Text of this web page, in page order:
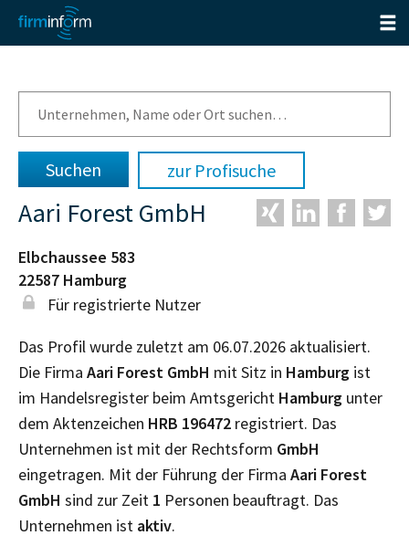
zur Profisuche
Aari Forest GmbH
Elbchaussee 583
22587 Hamburg
Für registrierte Nutzer
Das Profil wurde zuletzt am 06.07.2026 aktualisiert.
Die Firma Aari Forest GmbH mit Sitz in Hamburg ist
im Handelsregister beim Amtsgericht Hamburg unter
dem Aktenzeichen HRB 196472 registriert. Das
Unternehmen ist mit der Rechtsform GmbH
eingetragen. Mit der Führung der Firma Aari Forest
GmbH sind zur Zeit 1 Personen beauftragt. Das
Unternehmen ist aktiv.